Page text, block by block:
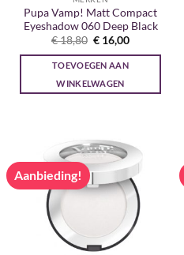
Pupa Vamp! Matt Compact
Eyeshadow 060 Deep Black
€18,80 Oorspronkelijke
prijs
was:
€ 18,80.
€ 16,00Huidige
is:
TOEVOEGEN AAN
WINKELWAGEN
Aanbieding!